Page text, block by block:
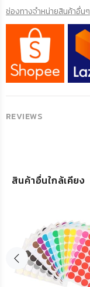
ช่องทางจำหน่ายสินค้าอื่นๆ
REVIEWS
สินค้าอื่นใกล้เคียง